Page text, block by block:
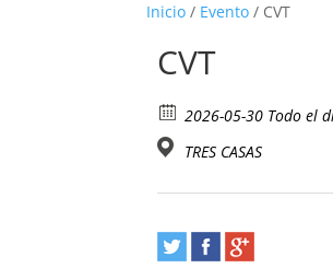
Inicio / Evento / CVT
CVT
2026-05-30 Todo el
TRES CASAS